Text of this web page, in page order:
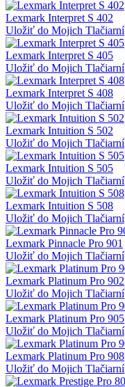
Lexmark Interpret S 402
Uložiť do Mojich Tlačiarní
Lexmark Interpret S 405
Uložiť do Mojich Tlačiarní
Lexmark Interpret S 408
Uložiť do Mojich Tlačiarní
Lexmark Intuition S 502
Uložiť do Mojich Tlačiarní
Lexmark Intuition S 505
Uložiť do Mojich Tlačiarní
Lexmark Intuition S 508
Uložiť do Mojich Tlačiarní
Lexmark Pinnacle Pro 901
Uložiť do Mojich Tlačiarní
Lexmark Platinum Pro 902
Uložiť do Mojich Tlačiarní
Lexmark Platinum Pro 905
Uložiť do Mojich Tlačiarní
Lexmark Platinum Pro 908
Uložiť do Mojich Tlačiarní